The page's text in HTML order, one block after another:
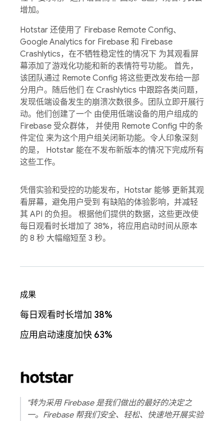
增加。
Hotstar 还使用了 Firebase Remote Config、
Google Analytics for Firebase 和 Firebase
Crashlytics，在不牺牲稳定性的情况下 为其观看屏
幕添加了游戏化功能和新的表情符号功能。 首先，
该团队通过 Remote Config 将这些更改发布给一部
分用户。随后他们 在 Crashlytics 中跟踪各类问题，
发现低端设备发生的崩溃次数很多。团队立即开展行
动。他们创建了一个 由使用低端设备的用户组成的
Firebase 受众群体， 并使用 Remote Config 中的条
件定位 来为这个用户组关闭新功能。令人印象深刻
的是， Hotstar 能在不发布新版本的情况下完成所有
这些工作。
凭借实验和受控的功能发布，Hotstar 能够 更新其观
看屏幕，避免用户受到 有缺陷的体验影响，并减轻
其 API 的负担。 根据他们提供的数据，这些更改使
每日观看时长增加了 38%，将应用启动时间从原本
的 8 秒 大幅缩短至 3 秒。
成果
每日观看时长增加 38%
应用启动速度加快 63%
"转为采用 Firebase 是我们做出的最好的决定之
一。Firebase 帮我们安全、轻松、快速地开展实验